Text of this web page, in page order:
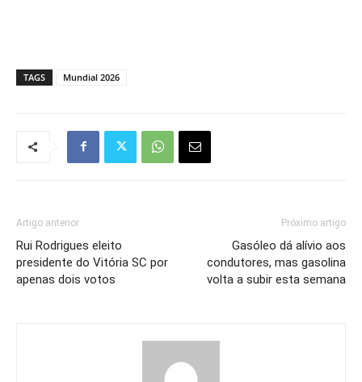
TAGS Mundial 2026
Artigo anterior
Rui Rodrigues eleito
presidente do Vitória SC por
apenas dois votos
Próximo artigo
Gasóleo dá alívio aos
condutores, mas gasolina
volta a subir esta semana